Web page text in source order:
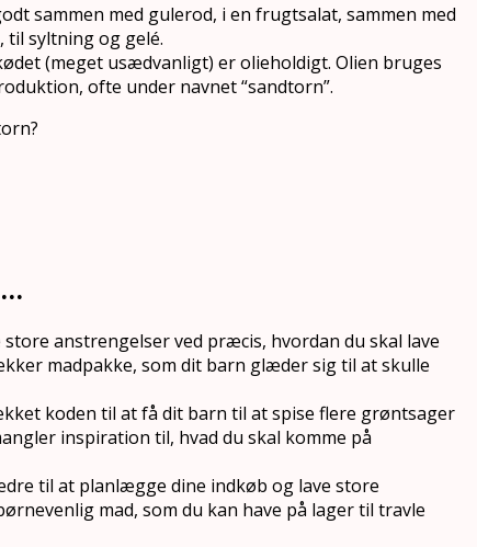
sammen med gulerod, i en frugtsalat, sammen med
til syltning og gelé.
(meget usædvanligt) er olieholdigt. Olien bruges
ofte under navnet “sandtorn”.
store anstrengelser ved præcis, hvordan du skal lave
madpakke, som dit barn glæder sig til at skulle
koden til at få dit barn til at spise flere grøntsager
inspiration til, hvad du skal komme på
til at planlægge dine indkøb og lave store
mad, som du kan have på lager til travle